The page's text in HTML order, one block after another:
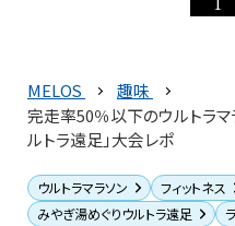
MELOS
趣味
完走率50％以下のウルトラマ
ルトラ遠足」大会レポ
ウルトラマラソン フィットネス
みやぎ湯めぐりウルトラ遠足